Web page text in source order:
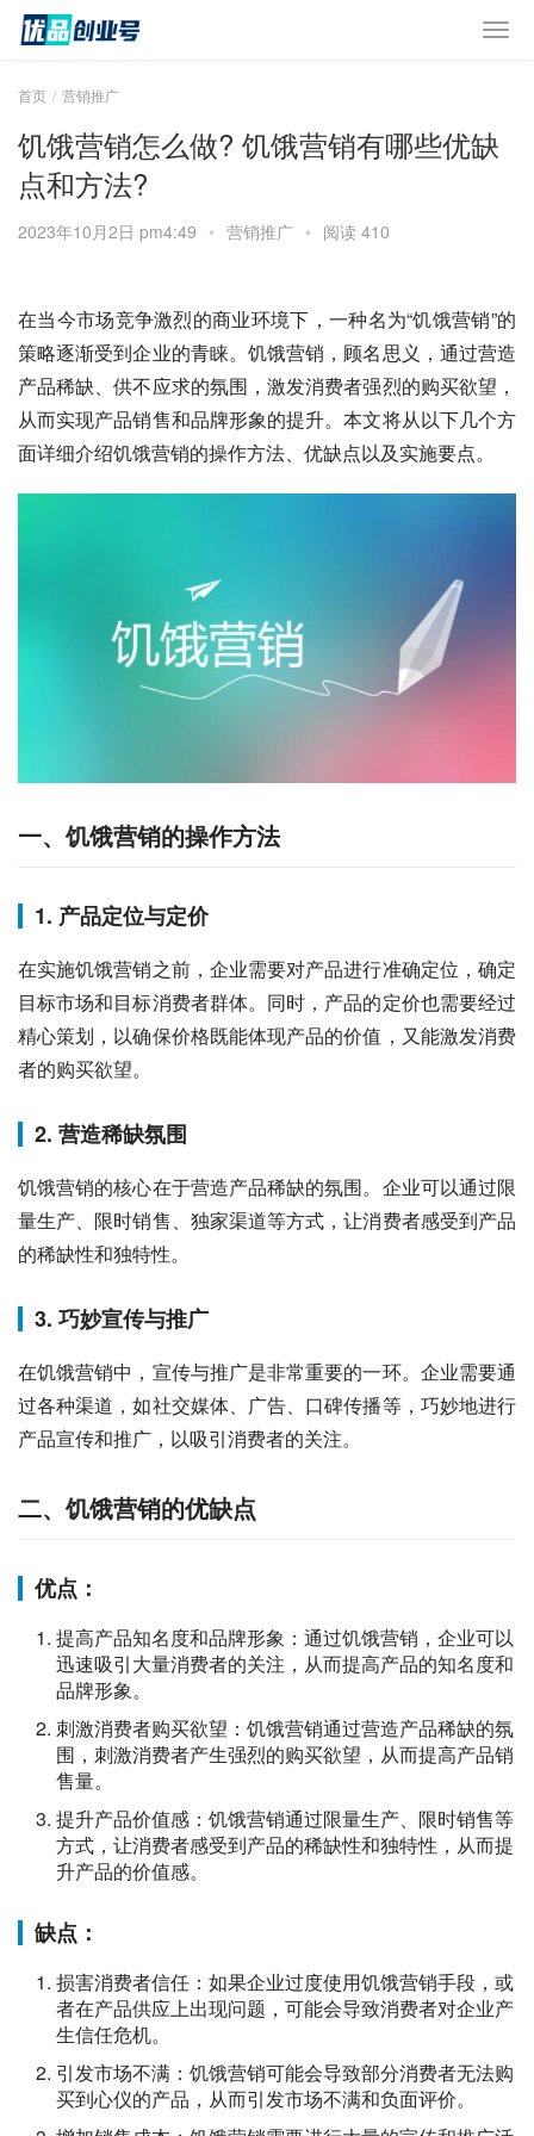
首页 营销推广
饥饿营销怎么做? 饥饿营销有哪些优缺
点和方法?
2023年10月2日 pm4:49 • 营销推广 • 阅读 410
在当今市场竞争激烈的商业环境下，一种名为“饥饿营销”的
策略逐渐受到企业的青睐。饥饿营销，顾名思义，通过营造
产品稀缺、供不应求的氛围，激发消费者强烈的购买欲望，
从而实现产品销售和品牌形象的提升。本文将从以下几个方
面详细介绍饥饿营销的操作方法、优缺点以及实施要点。
一、饥饿营销的操作方法
1. 产品定位与定价
在实施饥饿营销之前，企业需要对产品进行准确定位，确定
目标市场和目标消费者群体。同时，产品的定价也需要经过
精心策划，以确保价格既能体现产品的价值，又能激发消费
者的购买欲望。
2. 营造稀缺氛围
饥饿营销的核心在于营造产品稀缺的氛围。企业可以通过限
量生产、限时销售、独家渠道等方式，让消费者感受到产品
的稀缺性和独特性。
3. 巧妙宣传与推广
在饥饿营销中，宣传与推广是非常重要的一环。企业需要通
过各种渠道，如社交媒体、广告、口碑传播等，巧妙地进行
产品宣传和推广，以吸引消费者的关注。
二、饥饿营销的优缺点
优点：
提高产品知名度和品牌形象：通过饥饿营销，企业可以
迅速吸引大量消费者的关注，从而提高产品的知名度和
品牌形象。
刺激消费者购买欲望：饥饿营销通过营造产品稀缺的氛
围，刺激消费者产生强烈的购买欲望，从而提高产品销
售量。
提升产品价值感：饥饿营销通过限量生产、限时销售等
方式，让消费者感受到产品的稀缺性和独特性，从而提
升产品的价值感。
缺点：
损害消费者信任：如果企业过度使用饥饿营销手段，或
者在产品供应上出现问题，可能会导致消费者对企业产
生信任危机。
引发市场不满：饥饿营销可能会导致部分消费者无法购
买到心仪的产品，从而引发市场不满和负面评价。